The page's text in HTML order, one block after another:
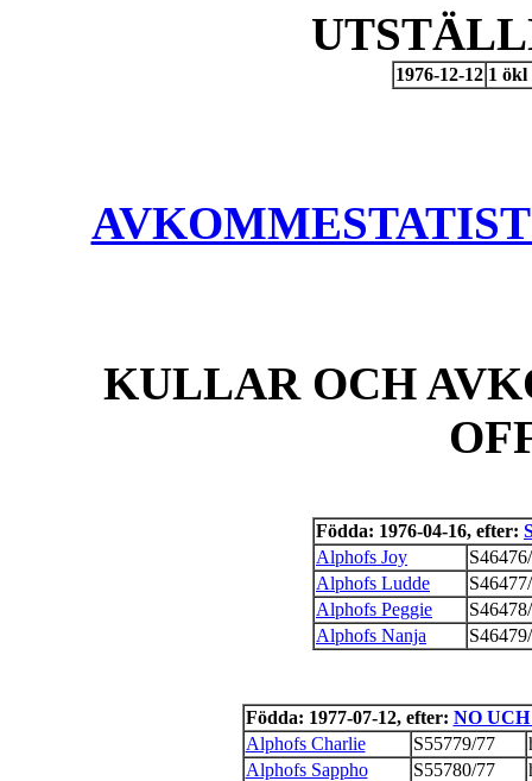
1976-12-12 1 ökl
KULLAR OCH
Födda: 1976-04-16, efter:
Alphofs Joy
Alphofs Ludde
Alphofs Peggie
Alphofs Nanja
Födda: 1977-07-12, efter: NO
Alphofs Charlie
S55779/77
Alphofs Sappho
S55780/77